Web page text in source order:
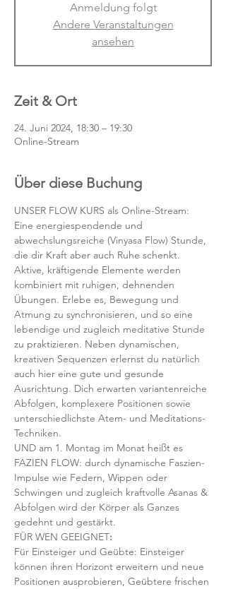
Anmeldung folgt
Andere Veranstaltungen
ansehen
Zeit & Ort
24. Juni 2024, 18:30 – 19:30
Online-Stream
Über diese Buchung
UNSER FLOW KURS als Online-Stream:
Eine energiespendende und
abwechslungsreiche (Vinyasa Flow) Stunde,
die dir Kraft aber auch Ruhe schenkt.
Aktive, kräftigende Elemente werden
kombiniert mit ruhigen, dehnenden
Übungen. Erlebe es, Bewegung und
Atmung zu synchronisieren, und so eine
lebendige und zugleich meditative Stunde
zu praktizieren. Neben dynamischen,
kreativen Sequenzen erlernst du natürlich
auch hier eine gute und gesunde
Ausrichtung. Dich erwarten variantenreiche
Abfolgen, komplexere Positionen sowie
unterschiedlichste Atem- und Meditations-
Techniken.
UND am 1. Montag im Monat heißt es
FAZIEN FLOW: durch dynamische Faszien-
Impulse wie Federn, Wippen oder
Schwingen und zugleich kraftvolle Asanas &
Abfolgen wird der Körper als Ganzes
gedehnt und gestärkt.
FÜR WEN GEEIGNET:
Für Einsteiger und Geübte: Einsteiger
können ihren Horizont erweitern und neue
Positionen ausprobieren, Geübtere frischen